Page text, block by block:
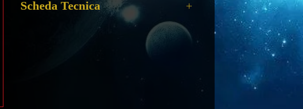
Scheda Tecnica
POP FUNKO FUTURAMA - 1757